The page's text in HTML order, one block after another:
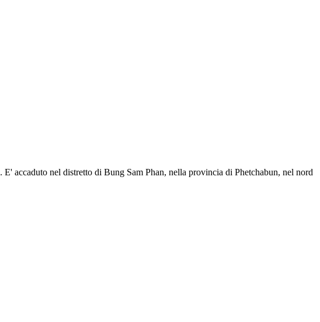
. E' accaduto nel distretto di Bung Sam Phan, nella provincia di Phetchabun, nel nord